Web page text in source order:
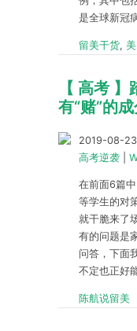
是全球新冠
留美干货,
【 高考
有“赌”的成
2019-08-23
高考逆袭
在前面6篇
等学生的对
就干脆来了
有的问题是
问答，下面
不定也正好
陈航说留美